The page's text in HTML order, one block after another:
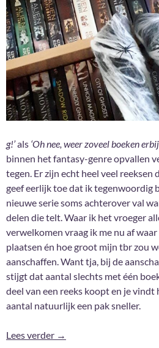
g!’als ‘Oh nee, weer zoveel boeken
binnen het fantasy-genre opvallen
tegen. Er zijn echt heel veel reeksen
geef eerlijk toe dat ik tegenwoordig
nieuwe serie soms achterover val
delen die telt. Waar ik het vroeger
verwelkomen vraag ik me nu af
plaatsen én hoe groot mijn tbr zou
aanschaffen. Want tja, bij de
stijgt dat aantal slechts met één
deel van een reeks koopt en je
aantal natuurlijk een pak sneller.
Lees verder The Serial Reader Tag
→